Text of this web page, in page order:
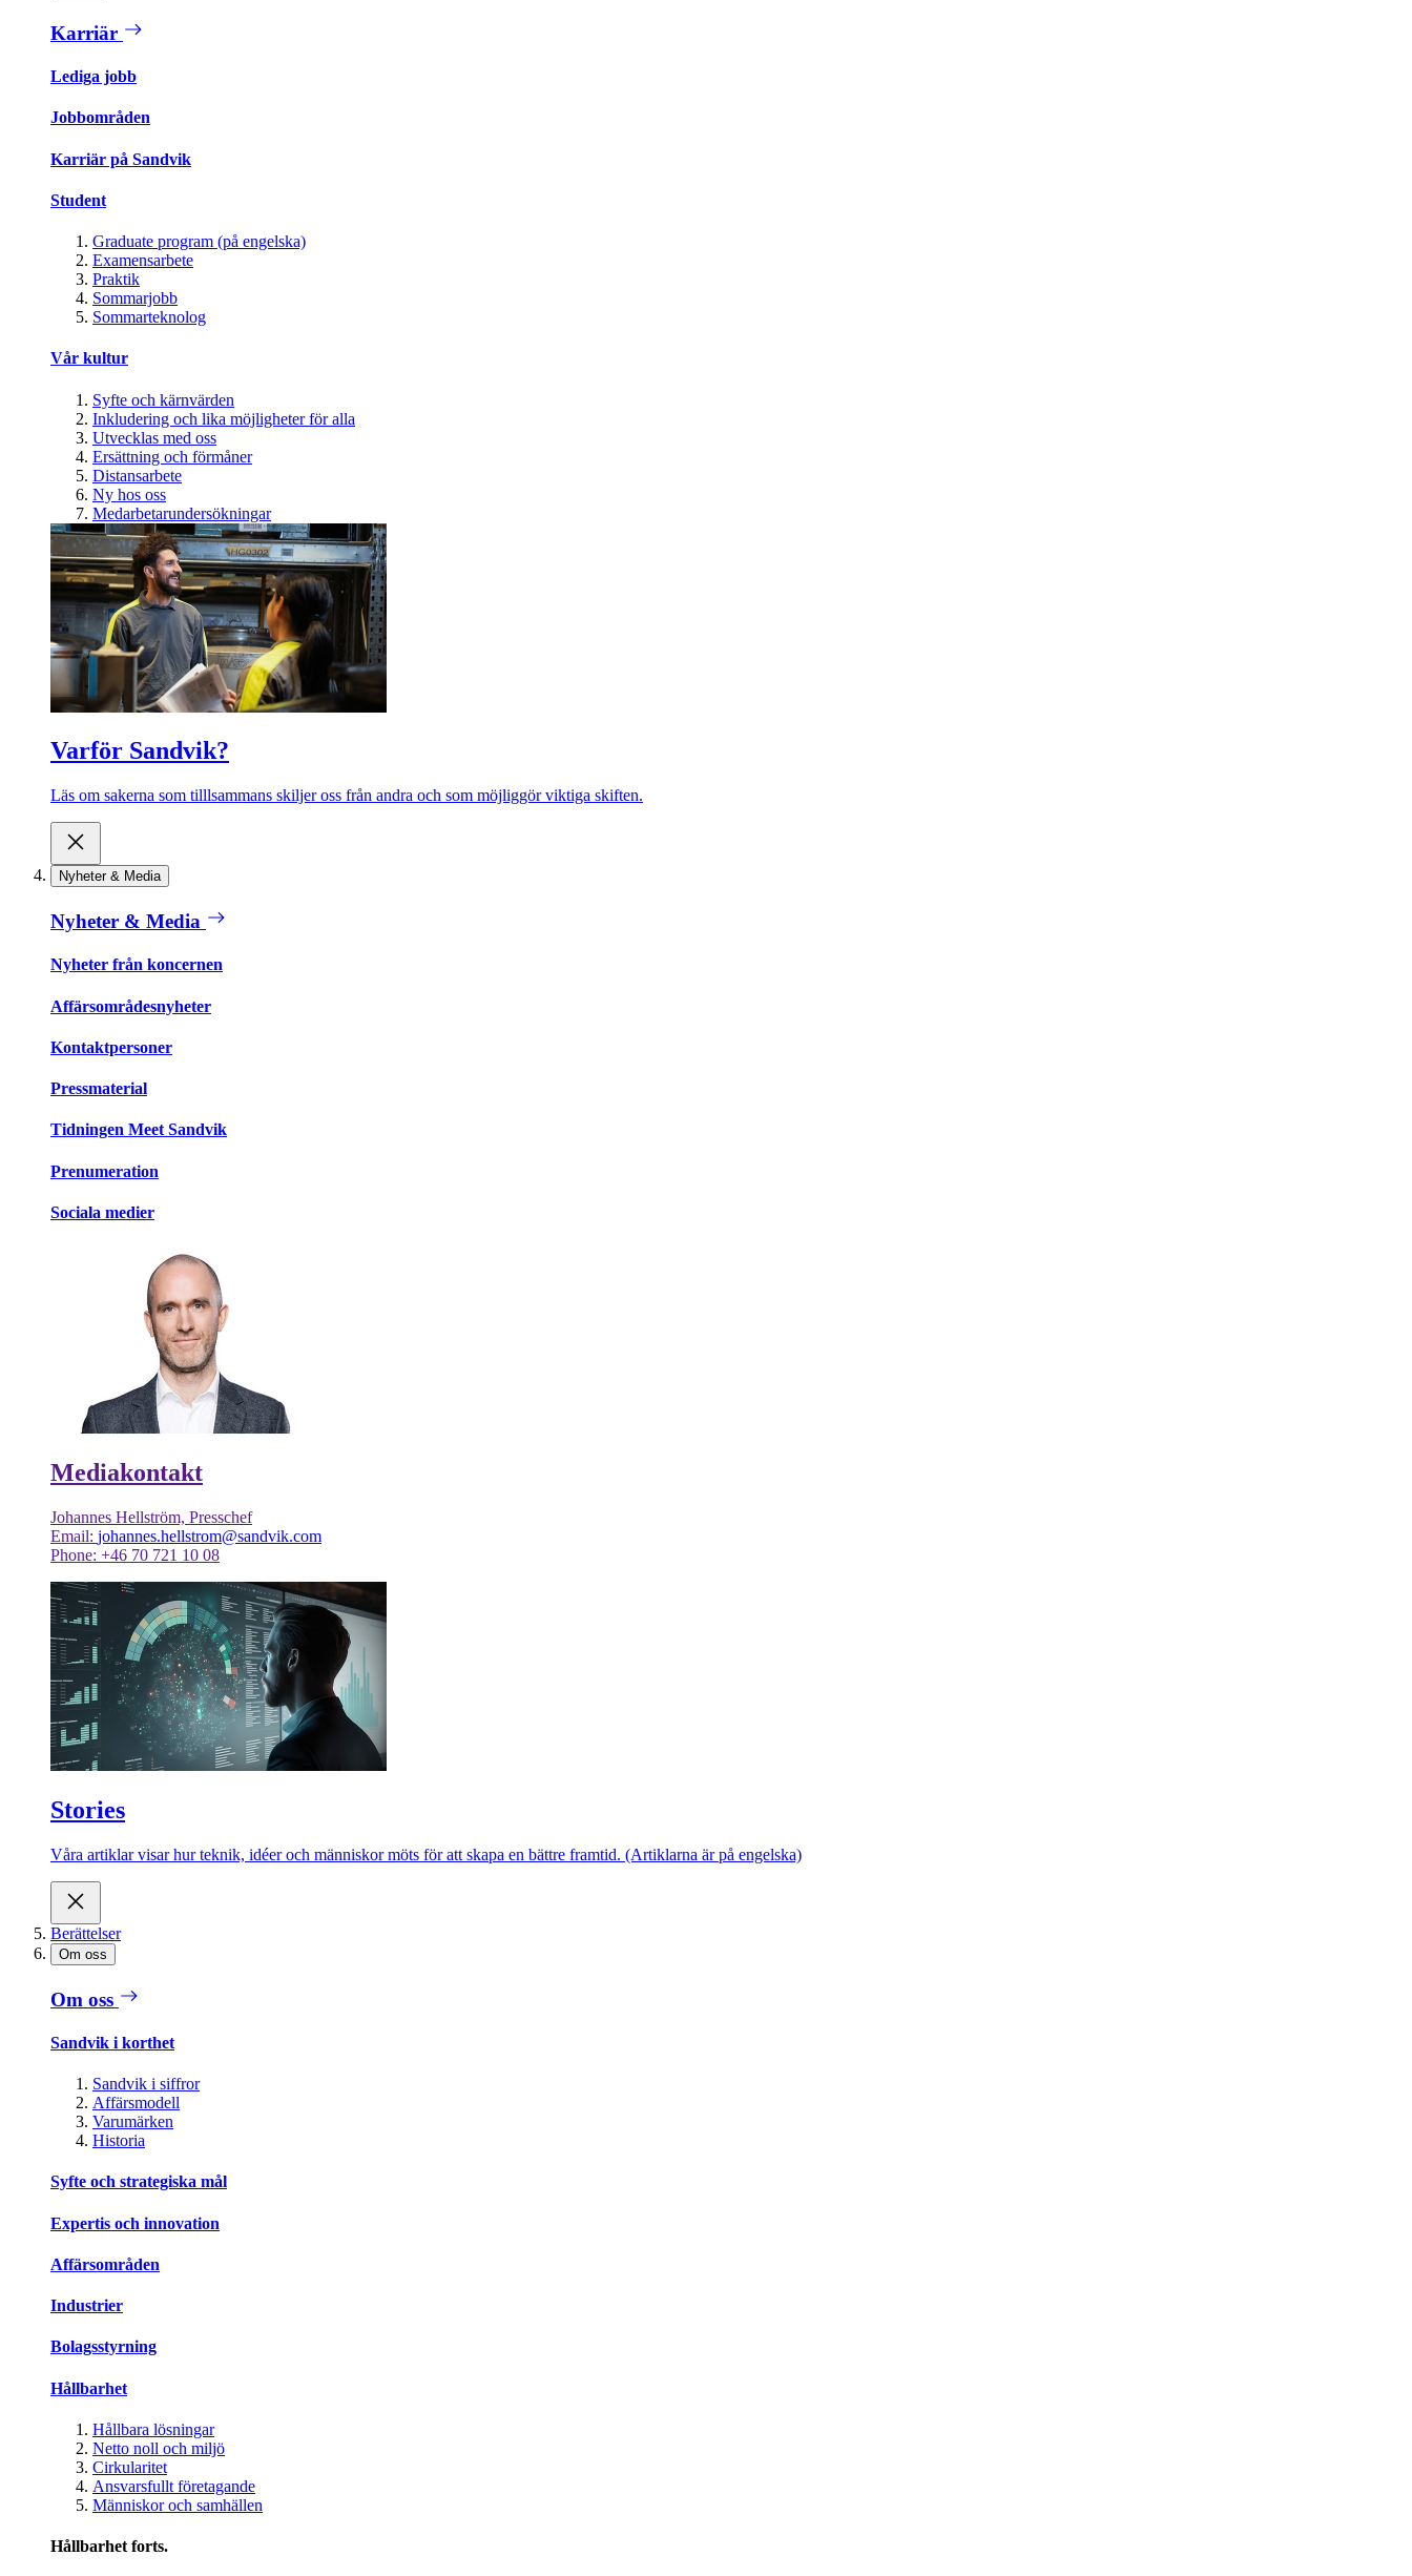
Karriär
Lediga jobb
Jobbområden
Karriär på Sandvik
Student
Graduate program (på engelska)
Examensarbete
Praktik
Sommarjobb
Sommarteknolog
Vår kultur
Syfte och kärnvärden
Inkludering och lika möjligheter för alla
Utvecklas med oss
Ersättning och förmåner
Distansarbete
Ny hos oss
Medarbetarundersökningar
Varför Sandvik?
Läs om sakerna som tilllsammans skiljer oss från andra och som möjliggör viktiga skiften.
Nyheter & Media
Nyheter & Media
Nyheter från koncernen
Affärsområdesnyheter
Kontaktpersoner
Pressmaterial
Tidningen Meet Sandvik
Prenumeration
Sociala medier
Mediakontakt
Johannes Hellström, Presschef
Email: johannes.hellstrom@sandvik.com
Phone: +46 70 721 10 08
Stories
Våra artiklar visar hur teknik, idéer och människor möts för att skapa en bättre framtid. (Artiklarna är på engelska)
Berättelser
Om oss
Om oss
Sandvik i korthet
Sandvik i siffror
Affärsmodell
Varumärken
Historia
Syfte och strategiska mål
Expertis och innovation
Affärsområden
Industrier
Bolagsstyrning
Hållbarhet
Hållbara lösningar
Netto noll och miljö
Cirkularitet
Ansvarsfullt företagande
Människor och samhällen
Hållbarhet forts.